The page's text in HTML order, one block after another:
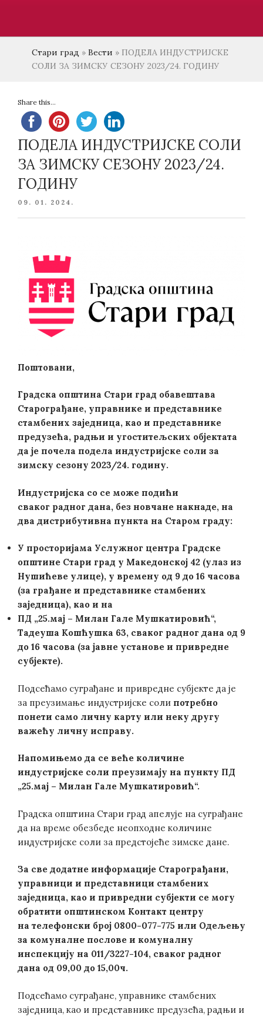
Стари град » Вести » ПОДЕЛА ИНДУСТРИЈСКЕ
СОЛИ ЗА ЗИМСКУ СЕЗОНУ 2023/24. ГОДИНУ
Share this...
ПОДЕЛА ИНДУСТРИЈСКЕ СОЛИ
ЗА ЗИМСКУ СЕЗОНУ 2023/24.
ГОДИНУ
POSTED
09. 01. 2024.
Поштовани,
Градска општина Стари град обавештава
Старограђане, управнике и представнике
стамбених заједница, као и представнике
предузећа, радњи и угоститељских објектата
да је почела подела индустријске соли за
зимску сезону 2023/24. годину.
Индустријска со се може подићи
сваког радног дана, без новчане накнаде, на
два дистрибутивна пункта на Старом граду:
У просторијама Услужног центра Градске
општине Стари град у Македонској 42 (улаз из
Нушићеве улице), у времену од 9 до 16 часова
(за грађане и представнике стамбених
заједница), као и на
ПД „25.мај – Милан Гале Мушкатировић“,
Тадеуша Кошћушка 63, сваког радног дана од 9
до 16 часова (за јавне установе и привредне
субјекте).
Подсећамо суграђане и привредне субјекте да је
за преузимање индустријске соли потребно
понети само личну карту или неку другу
важећу личну исправу.
Напомињемо да се веће количине
индустријске соли преузимају на пункту ПД
„25.мај – Милан Гале Мушкатировић“.
Градска општина Стари град апелује на суграђане
да на време обезбеде неопходне количине
индустријске соли за предстојеће зимске дане.
За све додатне информације Старограђани,
управници и представници стамбених
заједница, као и привредни субјекти се могу
обратити општинском Контакт центру
на телефонски број 0800-077-775 или Одељењу
за комуналне послове и комуналну
инспекцију на 011/3227-104, сваког радног
дана од 09,00 до 15,00ч.
Подсећамо суграђане, управнике стамбених
заједница, као и представнике предузећа, радњи и